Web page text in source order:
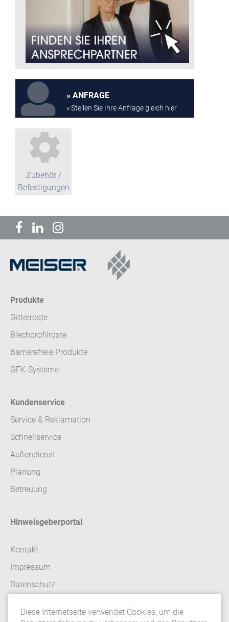
ANFRAGE
» Stellen Sie Ihre Anfrage gleich hier
Zubehör /
Befestigungen
Produkte
Gitterroste
Blechprofilroste
Barrierefreie Produkte
GFK-Systeme
Kundenservice
Service & Reklamation
Schnellservice
Außendienst
Planung
Betreuung
Hinweisgeberportal
Kontakt
Impressum
Datenschutz
Datenschutzeinstellungen
Diese Internetseite verwendet Cookies, um die